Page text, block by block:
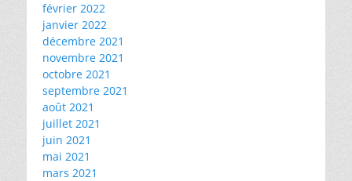
février 2022
janvier 2022
décembre 2021
novembre 2021
octobre 2021
septembre 2021
août 2021
juillet 2021
juin 2021
mai 2021
mars 2021